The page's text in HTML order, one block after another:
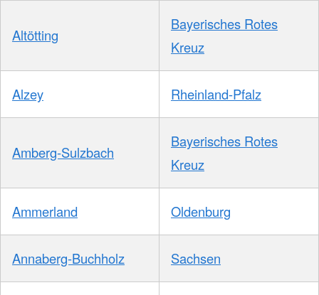
Altötting
Bayerisches Rotes
Kreuz
Alzey Rheinland-Pfalz
Amberg-Sulzbach
Bayerisches Rotes
Kreuz
Ammerland Oldenburg
Annaberg-Buchholz Sachsen